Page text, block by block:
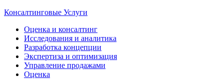
Консалтинговые Услуги
Оценка и консалтинг
Исследования и аналитика
Разработка концепции
Экспертиза и оптимизация
Управление продажами
Оценка